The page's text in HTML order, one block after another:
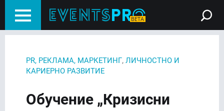
PR, РЕКЛАМА, МАРКЕТИНГ, ЛИЧНОСТНО И
КАРИЕРНО РАЗВИТИЕ
Обучение „Кризисни